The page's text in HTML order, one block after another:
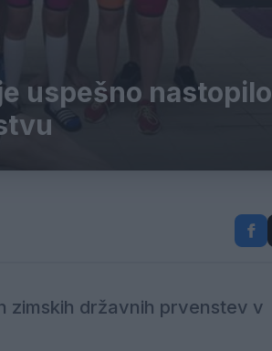
uspešno nastopilo
zimskih državnih prvenstev v